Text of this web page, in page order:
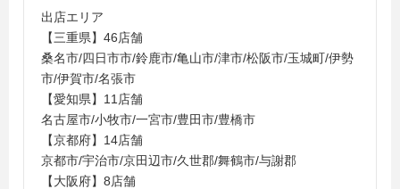
出店エリア
【三重県】46店舗
桑名市/四日市市/鈴鹿市/亀山市/津市/松阪市/玉城町/伊勢
市/伊賀市/名張市
【愛知県】11店舗
名古屋市/小牧市/一宮市/豊田市/豊橋市
【京都府】14店舗
京都市/宇治市/京田辺市/久世郡/舞鶴市/与謝郡
【大阪府】8店舗